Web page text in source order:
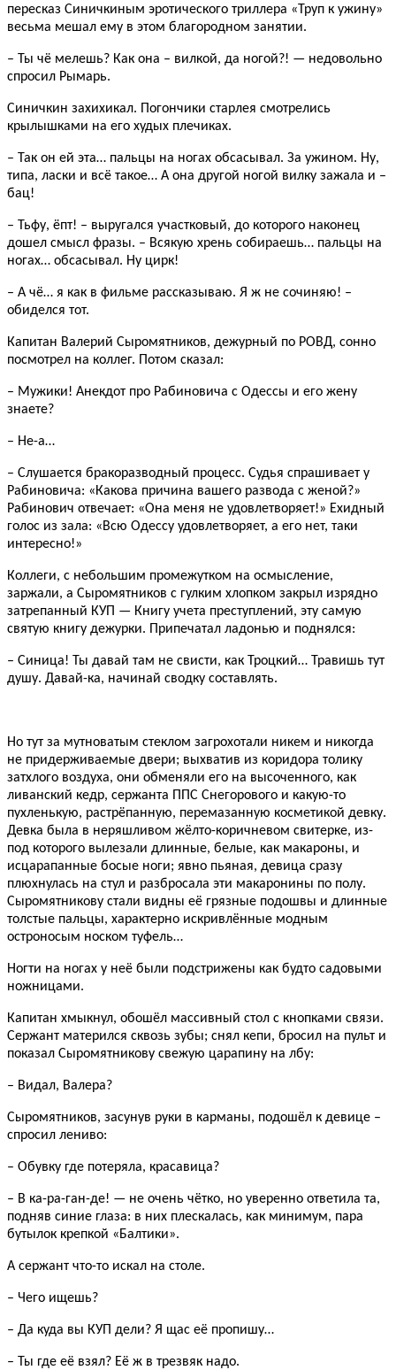
пересказ Синичкиным эротического триллера «Труп к ужину»
весьма мешал ему в этом благородном занятии.
– Ты чё мелешь? Как она – вилкой, да ногой?! — недовольно
спросил Рымарь.
Синичкин захихикал. Погончики старлея смотрелись
крылышками на его худых плечиках.
– Так он ей эта… пальцы на ногах обсасывал. За ужином. Ну,
типа, ласки и всё такое… А она другой ногой вилку зажала и –
бац!
– Тьфу, ёпт! – выругался участковый, до которого наконец
дошел смысл фразы. – Всякую хрень собираешь… пальцы на
ногах… обсасывал. Ну цирк!
– А чё… я как в фильме рассказываю. Я ж не сочиняю! –
обиделся тот.
Капитан Валерий Сыромятников, дежурный по РОВД, сонно
посмотрел на коллег. Потом сказал:
– Мужики! Анекдот про Рабиновича с Одессы и его жену
знаете?
– Не-а…
– Слушается бракоразводный процесс. Судья спрашивает у
Рабиновича: «Какова причина вашего развода с женой?»
Рабинович отвечает: «Она меня не удовлетворяет!» Ехидный
голос из зала: «Всю Одессу удовлетворяет, а его нет, таки
интересно!»
Коллеги, с небольшим промежутком на осмысление,
заржали, а Сыромятников с гулким хлопком закрыл изрядно
затрепанный КУП — Книгу учета преступлений, эту самую
святую книгу дежурки. Припечатал ладонью и поднялся:
– Синица! Ты давай там не свисти, как Троцкий… Травишь тут
душу. Давай-ка, начинай сводку составлять.
Но тут за мутноватым стеклом загрохотали никем и никогда
не придерживаемые двери; выхватив из коридора толику
затхлого воздуха, они обменяли его на высоченного, как
ливанский кедр, сержанта ППС Снегорового и какую-то
пухленькую, растрёпанную, перемазанную косметикой девку.
Девка была в неряшливом жёлто-коричневом свитерке, из-
под которого вылезали длинные, белые, как макароны, и
исцарапанные босые ноги; явно пьяная, девица сразу
плюхнулась на стул и разбросала эти макаронины по полу.
Сыромятникову стали видны её грязные подошвы и длинные
толстые пальцы, характерно искривлённые модным
остроносым носком туфель…
Ногти на ногах у неё были подстрижены как будто садовыми
ножницами.
Капитан хмыкнул, обошёл массивный стол с кнопками связи.
Сержант матерился сквозь зубы; снял кепи, бросил на пульт и
показал Сыромятникову свежую царапину на лбу:
– Видал, Валера?
Сыромятников, засунув руки в карманы, подошёл к девице –
спросил лениво:
– Обувку где потеряла, красавица?
– В ка-ра-ган-де! — не очень чётко, но уверенно ответила та,
подняв синие глаза: в них плескалась, как минимум, пара
бутылок крепкой «Балтики».
А сержант что-то искал на столе.
– Чего ищешь?
– Да куда вы КУП дели? Я щас её пропишу…
– Ты где её взял? Её ж в трезвяк надо.